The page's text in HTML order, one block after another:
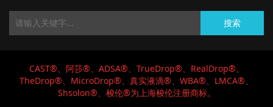
搜索
CAST®、阿莎®、ADSA®、TrueDrop®、RealDrop®、
TheDrop®、MicroDrop®、真实液滴®、WBA®、LMCA®、
Shsolon®、梭伦®为上海梭伦注册商标。